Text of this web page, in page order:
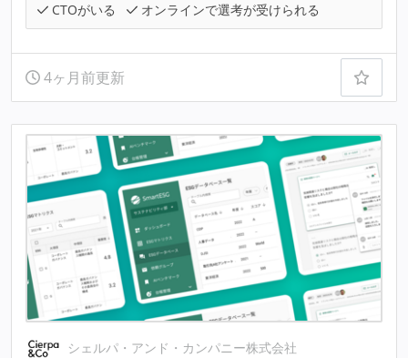
CTOがいる
オンラインで選考が受けられる
4ヶ月前更新
シェルパ・アンド・カンパニー株式会社